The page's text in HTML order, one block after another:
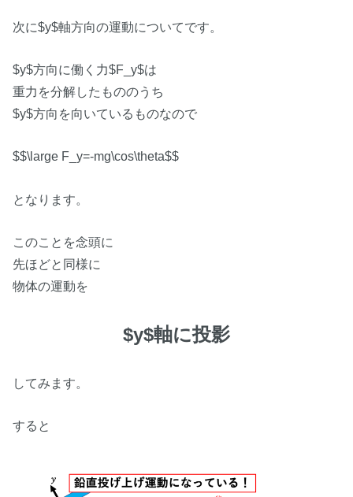
次に$y$軸方向の運動についてです。
$y$方向に働く力$F_y$は
重力を分解したもののうち
$y$方向を向いているものなので
$$\large F_y=-mg\cos\theta$$
となります。
このことを念頭に
先ほどと同様に
物体の運動を
$y$軸に投影
してみます。
すると